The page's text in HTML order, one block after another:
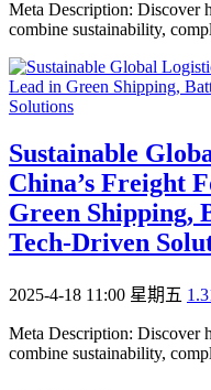
Meta Description: Discover
combine sustainability,
Sustainable
China’s Freight
Green Shipping,
Tech-Driven
2025-4-18 11:00 星期五
Meta Description: Discover
combine sustainability,